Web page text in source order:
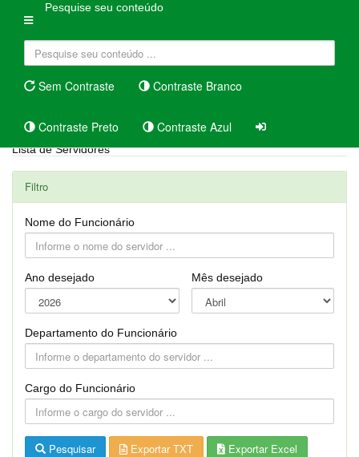
Pesquise seu conteúdo
Sem Contraste Contraste Branco
Contraste Preto Contraste Azul
Lista de Servidores
Filtro
Nome do Funcionário
Ano desejado Mês desejado
Departamento do Funcionário
Cargo do Funcionário
Pesquisar Exportar TXT
Exportar Excel